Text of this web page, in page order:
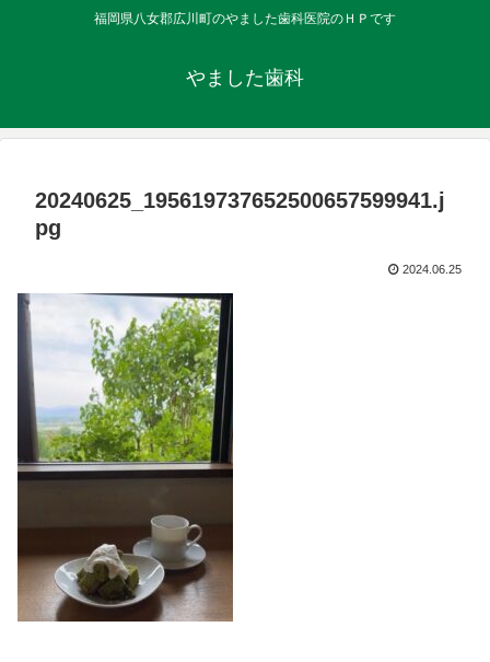
福岡県八女郡広川町のやました歯科医院のＨＰです
やました歯科
20240625_195619737652500657599941.j
pg
2024.06.25